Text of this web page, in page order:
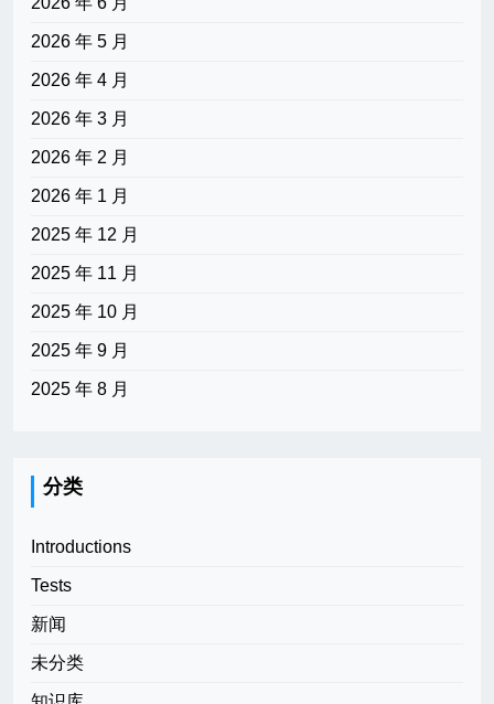
2026 年 5 月
2026 年 4 月
2026 年 3 月
2026 年 2 月
2026 年 1 月
2025 年 12 月
2025 年 11 月
2025 年 10 月
2025 年 9 月
2025 年 8 月
分类
Introductions
Tests
新闻
未分类